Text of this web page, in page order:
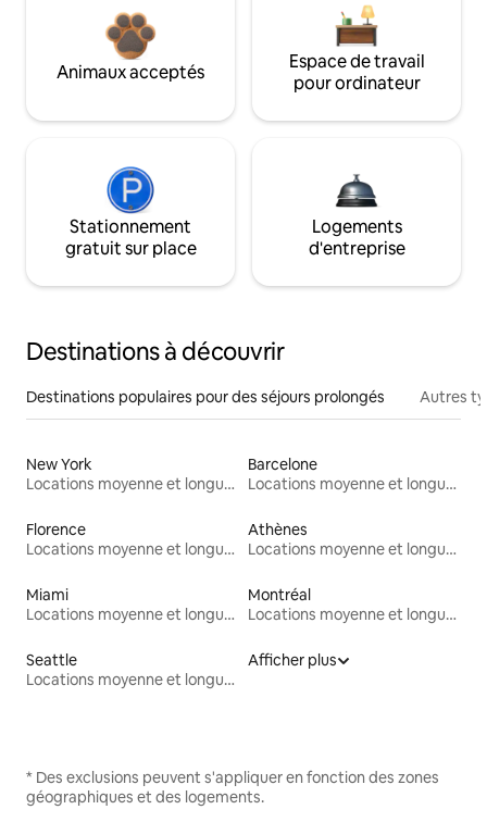
Animaux acceptés
Espace de travail
pour ordinateur
Stationnement
gratuit sur place
Logements
d'entreprise
Destinations à découvrir
Destinations populaires pour des séjours prolongés Autres
New York
Locations moyenne et longue durée
Barcelone
Locations moyenne et longue durée
Florence
Locations moyenne et longue durée
Athènes
Locations moyenne et longue durée
Miami
Locations moyenne et longue durée
Montréal
Locations moyenne et longue durée
Seattle
Locations moyenne et longue durée
Afficher plus
* Des exclusions peuvent s'appliquer en fonction des zones
géographiques et des logements.